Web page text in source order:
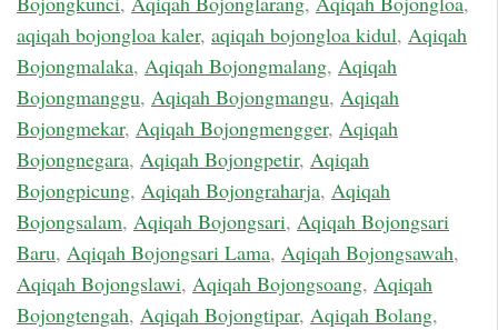
aqiqah bojongloa kaler, aqiqah bojongloa kidul, Aqiqah
Bojongmalaka, Aqiqah Bojongmalang, Aqiqah
Bojongmanggu, Aqiqah Bojongmangu, Aqiqah
Bojongmekar, Aqiqah Bojongmengger, Aqiqah
Bojongnegara, Aqiqah Bojongpetir, Aqiqah
Bojongpicung, Aqiqah Bojongraharja, Aqiqah
Bojongsalam, Aqiqah Bojongsari, Aqiqah Bojongsari
Baru, Aqiqah Bojongsari Lama, Aqiqah Bojongsawah,
Aqiqah Bojongslawi, Aqiqah Bojongsoang, Aqiqah
Bojongtengah, Aqiqah Bojongtipar, Aqiqah Bolang,